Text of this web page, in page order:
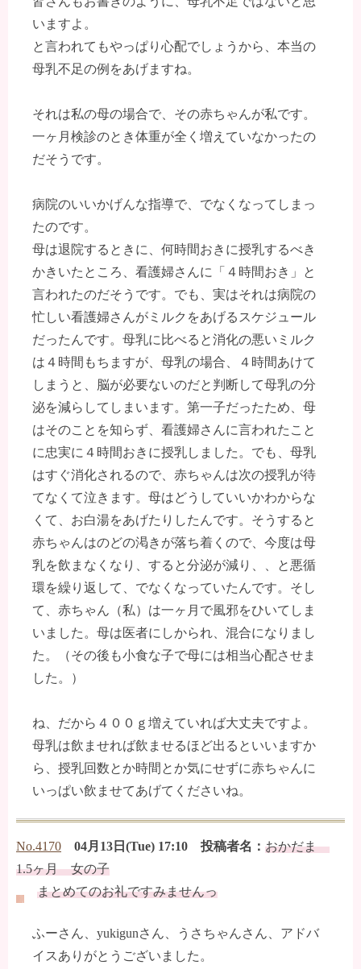
いますよ。
と言われてもやっぱり心配でしょうから、本当の
母乳不足の例をあげますね。
それは私の母の場合で、その赤ちゃんが私です。
一ヶ月検診のとき体重が全く増えていなかったの
だそうです。
病院のいいかげんな指導で、でなくなってしまっ
たのです。
母は退院するときに、何時間おきに授乳するべき
かきいたところ、看護婦さんに「４時間おき」と
言われたのだそうです。でも、実はそれは病院の
忙しい看護婦さんがミルクをあげるスケジュール
だったんです。母乳に比べると消化の悪いミルク
は４時間もちますが、母乳の場合、４時間あけて
しまうと、脳が必要ないのだと判断して母乳の分
泌を減らしてしまいます。第一子だったため、母
はそのことを知らず、看護婦さんに言われたこと
に忠実に４時間おきに授乳しました。でも、母乳
はすぐ消化されるので、赤ちゃんは次の授乳が待
てなくて泣きます。母はどうしていいかわからな
くて、お白湯をあげたりしたんです。そうすると
赤ちゃんはのどの渇きが落ち着くので、今度は母
乳を飲まなくなり、すると分泌が減り、、と悪循
環を繰り返して、でなくなっていたんです。そし
て、赤ちゃん（私）は一ヶ月で風邪をひいてしま
いました。母は医者にしかられ、混合になりまし
た。（その後も小食な子で母には相当心配させま
した。）
ね、だから４００ｇ増えていれば大丈夫ですよ。
母乳は飲ませれば飲ませるほど出るといいますか
ら、授乳回数とか時間とか気にせずに赤ちゃんに
いっぱい飲ませてあげてくださいね。
No.4170 04月13日(Tue) 17:10 投稿者名： おかだま
1.5ヶ月 女の子
まとめてのお礼ですみませんっ
ふーさん、yukigunさん、うさちゃんさん、アドバ
イスありがとうございました。